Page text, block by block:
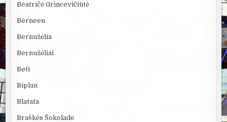
Beatričė Grincevičiūtė
Berneen
Bernužėlia
Bernužėliai
Beti
Biplan
Blatata
Braškės Šokolade